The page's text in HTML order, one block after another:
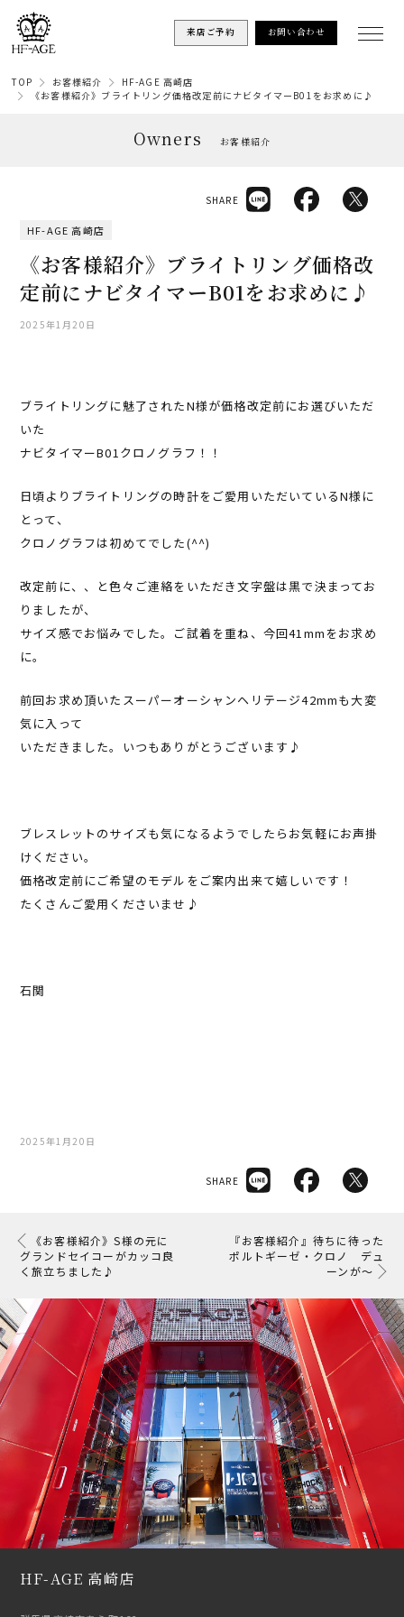
来店ご予約 お問い合わせ
TOP お客様紹介
HF-AGE 高崎店
《お客様紹介》ブライトリング価格改定前にナビタイマーB01をお求めに♪
Owners お客様紹介
HF-AGE 高崎店
《お客様紹介》ブライトリング価格改
定前にナビタイマーB01をお求めに♪
2025年1月20日
SHARE
ブライトリングに魅了されたN様が価格改定前にお選びいただ
いた
ナビタイマーB01クロノグラフ！！
日頃よりブライトリングの時計をご愛用いただいているN様に
とって、
クロノグラフは初めてでした(^^)
改定前に、、と色々ご連絡をいただき文字盤は黒で決まってお
りましたが、
サイズ感でお悩みでした。ご試着を重ね、今回41mmをお求め
に。
前回お求め頂いたスーパーオーシャンヘリテージ42mmも大変
気に入って
いただきました。いつもありがとうございます♪
ブレスレットのサイズも気になるようでしたらお気軽にお声掛
けください。
価格改定前にご希望のモデルをご案内出来て嬉しいです！
たくさんご愛用くださいませ♪
石関
2025年1月20日
SHARE
《お客様紹介》S様の元に
グランドセイコーがカッコ良
く旅立ちました♪
『お客様紹介』待ちに待った
ポルトギーゼ・クロノ デュ
ーンが～
HF-AGE 高崎店